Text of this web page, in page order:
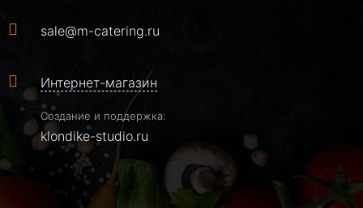
sale@m-catering.ru
Интернет-магазин
Создание и поддержка:
klondike-studio.ru